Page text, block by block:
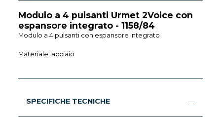
Modulo a 4 pulsanti Urmet 2Voice con
espansore integrato - 1158/84
Modulo a 4 pulsanti con espansore integrato
Materiale: acciaio
SPECIFICHE TECNICHE